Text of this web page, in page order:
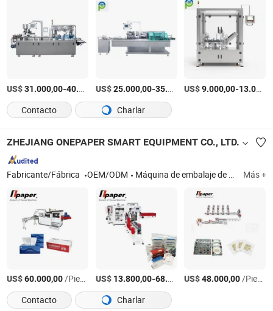
US$31.000,00-40.000,00 /Pieza
US$25.000,00-35.000,00 /Pieza
US$9.000,00-13.000,00
Contacto Charlar
ZHEJIANG ONEPAPER SMART EQUIPMENT CO., LTD.
Fabricante/Fábrica OEM/ODM Máquina de embalaje de pañuelos faciales, máquina de plegado de pañuelos, máquina de corte de pañuelos, máquina de embalaje de servilletas, máquina de envasado de pañuelos Más +
US$60.000,00/Pieza US$ 13.800,00-68.000,00 /Set
US$48.000,00/Pieza
Contacto
Charlar